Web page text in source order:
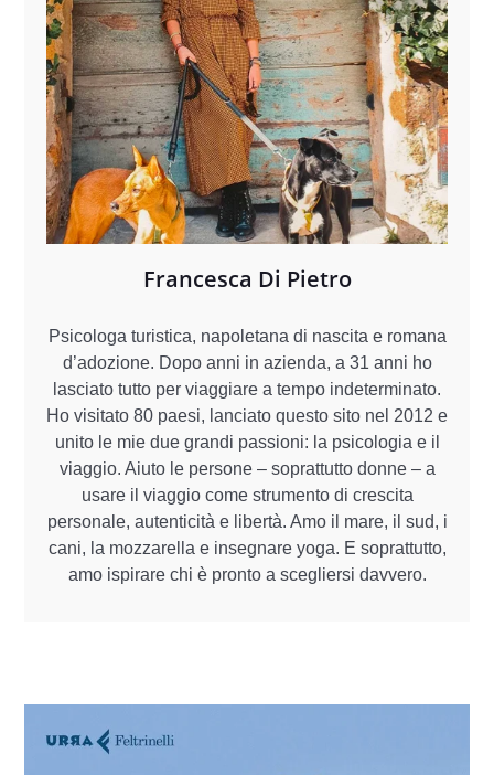
Francesca Di Pietro
Psicologa turistica, napoletana di nascita e romana
d’adozione. Dopo anni in azienda, a 31 anni ho
lasciato tutto per viaggiare a tempo indeterminato.
Ho visitato 80 paesi, lanciato questo sito nel 2012 e
unito le mie due grandi passioni: la psicologia e il
viaggio. Aiuto le persone – soprattutto donne – a
usare il viaggio come strumento di crescita
personale, autenticità e libertà. Amo il mare, il sud, i
cani, la mozzarella e insegnare yoga. E soprattutto,
amo ispirare chi è pronto a scegliersi davvero.